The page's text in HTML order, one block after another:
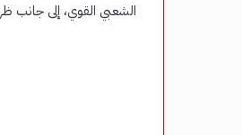
الشعبي القوي، إلى جانب